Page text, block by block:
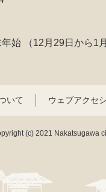
年始
（12月29日から1
いて ウェブアクセ
(c) 2021 Nakatsugawa